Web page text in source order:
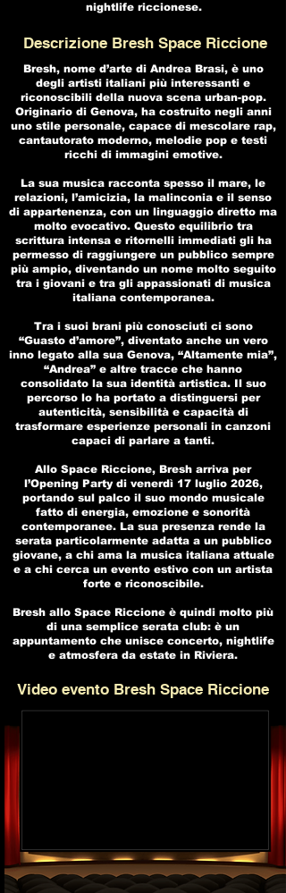
nightlife riccionese.
Descrizione Bresh Space Riccione
Bresh, nome d’arte di Andrea Brasi, è uno
degli artisti italiani più interessanti e
riconoscibili della nuova scena urban-pop.
Originario di Genova, ha costruito negli anni
uno stile personale, capace di mescolare rap,
cantautorato moderno, melodie pop e testi
ricchi di immagini emotive.
La sua musica racconta spesso il mare, le
relazioni, l’amicizia, la malinconia e il senso
di appartenenza, con un linguaggio diretto ma
molto evocativo. Questo equilibrio tra
scrittura intensa e ritornelli immediati gli ha
permesso di raggiungere un pubblico sempre
più ampio, diventando un nome molto seguito
tra i giovani e tra gli appassionati di musica
italiana contemporanea.
Tra i suoi brani più conosciuti ci sono
“Guasto d’amore”, diventato anche un vero
inno legato alla sua Genova, “Altamente mia”,
“Andrea” e altre tracce che hanno
consolidato la sua identità artistica. Il suo
percorso lo ha portato a distinguersi per
autenticità, sensibilità e capacità di
trasformare esperienze personali in canzoni
capaci di parlare a tanti.
Allo Space Riccione, Bresh arriva per
l’Opening Party di venerdì 17 luglio 2026,
portando sul palco il suo mondo musicale
fatto di energia, emozione e sonorità
contemporanee. La sua presenza rende la
serata particolarmente adatta a un pubblico
giovane, a chi ama la musica italiana attuale
e a chi cerca un evento estivo con un artista
forte e riconoscibile.
Bresh allo Space Riccione è quindi molto più
di una semplice serata club: è un
appuntamento che unisce concerto, nightlife
e atmosfera da estate in Riviera.
Video evento Bresh Space Riccione